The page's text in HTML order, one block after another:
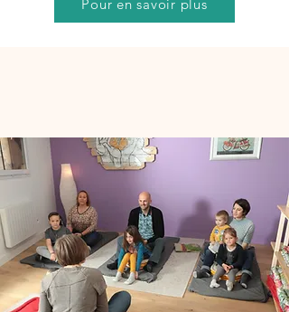
Pour en savoir plus